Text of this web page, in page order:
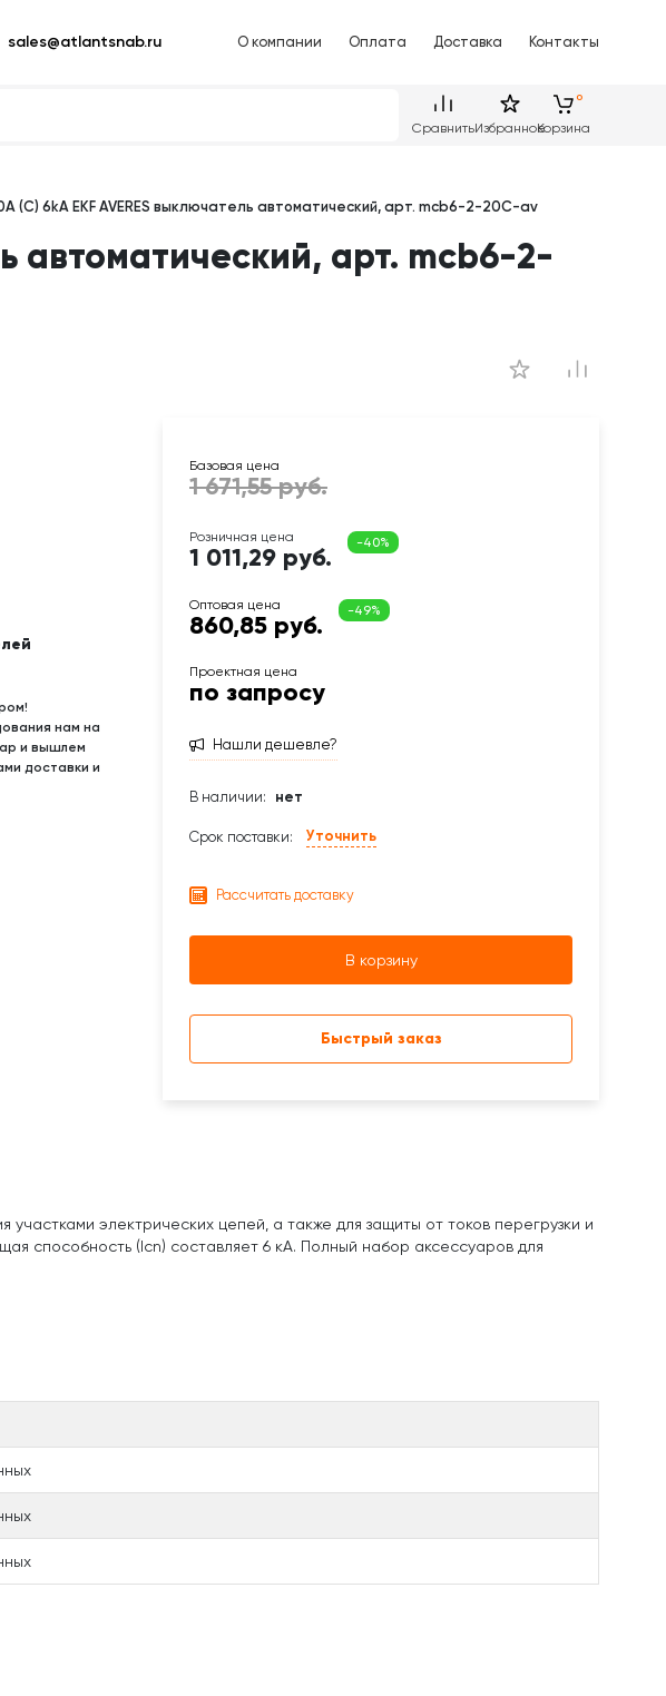
sales@atlantsnab.ru О компании Оплата Доставка Контакты
СравнитьИзбранноеКорзина
(C) 6kA EKF AVERES выключатель автоматический, арт. mcb6-2-20C-av
автоматический, арт. mcb6-2-
нам на
и вышлем
доставки и
1 011,29 руб.
860,85 руб.
по запросу
Нашли дешевле?
В наличии: нет
Срок поставки: Уточнить
Рассчитать доставку
В корзину
Быстрый заказ
электрических цепей, а также для защиты от токов перегрузки и
способность (Icn) составляет 6 кА. Полный набор аксессуаров для